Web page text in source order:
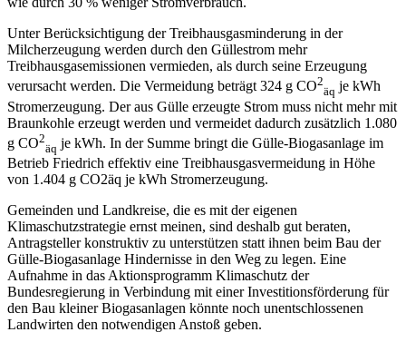
Unter Berücksichtigung der Treibhausgasminderung in der
Milcherzeugung werden durch den Güllestrom mehr
Treibhausgasemissionen vermieden, als durch seine Erzeugung
verursacht werden. Die Vermeidung beträgt 324 g CO2
äq je kWh
Stromerzeugung. Der aus Gülle erzeugte Strom muss nicht mehr mit
Braunkohle erzeugt werden und vermeidet dadurch zusätzlich 1.080
g CO2
äq je kWh. In der Summe bringt die Gülle-Biogasanlage im
Betrieb Friedrich effektiv eine Treibhausgasvermeidung in Höhe
von 1.404 g CO2äq je kWh Stromerzeugung.
Gemeinden und Landkreise, die es mit der eigenen
Klimaschutzstrategie ernst meinen, sind deshalb gut beraten,
Antragsteller konstruktiv zu unterstützen statt ihnen beim Bau der
Gülle-Biogasanlage Hindernisse in den Weg zu legen. Eine
Aufnahme in das Aktionsprogramm Klimaschutz der
Bundesregierung in Verbindung mit einer Investitionsförderung für
den Bau kleiner Biogasanlagen könnte noch unentschlossenen
Landwirten den notwendigen Anstoß geben.